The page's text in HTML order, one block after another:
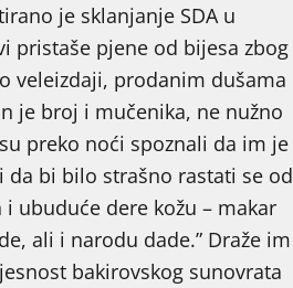
je sklanjanje SDA u
pristaše pjene od bijesa zbog
veleizdaji, prodanim dušama
je broj i mučenika, ne nužno
preko noći spoznali da im je
bi bilo strašno rastati se od
ubuduće dere kožu – makar
ali i narodu dade.” Draže im
bakirovskog sunovrata